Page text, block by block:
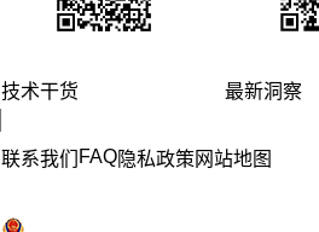
技术干货 最新洞察
联系我们 FAQ隐私政策 网站地图